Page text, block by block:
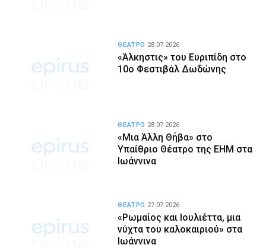
«Άλκηστις» του Ευριπίδη στο
10ο Φεστιβάλ Δωδώνης
ΘΕΑΤΡΟ 28.07.2026
«Μια Άλλη Θήβα» στο
Υπαίθριο Θέατρο της ΕΗΜ στα
Ιωάννινα
ΘΕΑΤΡΟ 28.07.2026
«Ρωμαίος και Ιουλιέττα, μια
νύχτα του καλοκαιριού» στα
Ιωάννινα
ΘΕΑΤΡΟ 27.07.2026